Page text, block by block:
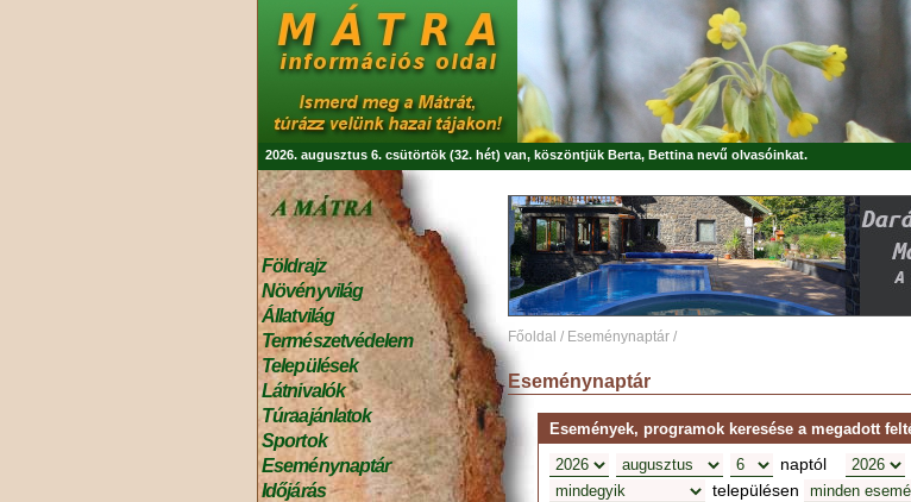
2026. augusztus 6. csütörtök (32. hét) van, köszöntjük Berta, Bettina nevű olvasóinkat.
Földrajz
Növényvilág
Állatvilág
Természetvédelem
Települések
Látnivalók
Túraajánlatok
Sportok
Eseménynaptár
Időjárás
Főoldal / Eseménynaptár /
Eseménynaptár
Események, programok keresése a megadott
naptól
településen